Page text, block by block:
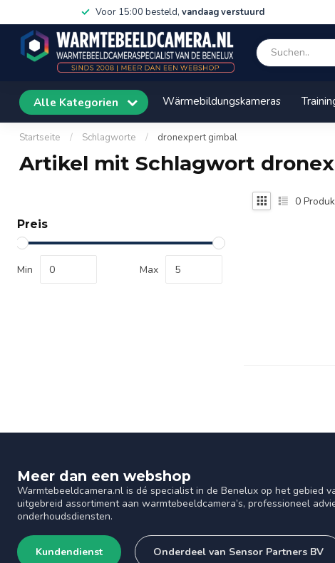
Voor 15:00 besteld, vandaag verstuurd
Alle Kategorien Wärmebildungskameras
Startseite / Schlagworte / dronexpert gimbal
Artikel mit Schlagwort
Preis
Min Max
0
Meer dan een webshop
Warmtebeeldcamera.nl is dé specialist in de Benelux op het gebied
uitgebreid assortiment aan warmtebeeldcamera’s, professioneel
onderhoudsdiensten.
Kundendienst Onderdeel van Sensor Partners BV